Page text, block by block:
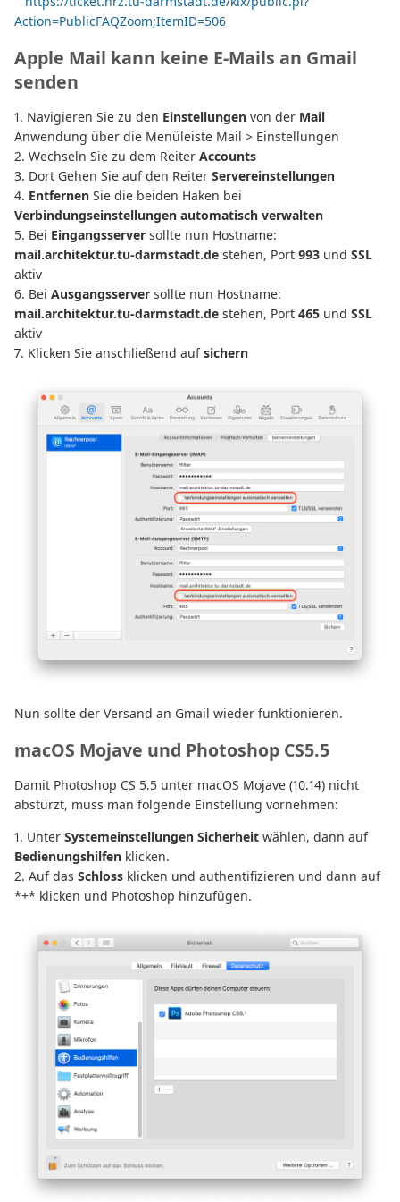
Action=PublicFAQZoom;ItemID=506
Apple Mail kann keine E-Mails an Gmail
senden
1. Navigieren Sie zu den Einstellungen von der Mail
Anwendung über die Menüleiste Mail > Einstellungen
2. Wechseln Sie zu dem Reiter Accounts
3. Dort Gehen Sie auf den Reiter Servereinstellungen
4. Entfernen Sie die beiden Haken bei
Verbindungseinstellungen automatisch verwalten
5. Bei Eingangsserver sollte nun Hostname:
mail.architektur.tu-darmstadt.de stehen, Port 993 und SSL
aktiv
6. Bei Ausgangsserver sollte nun Hostname:
mail.architektur.tu-darmstadt.de stehen, Port 465 und SSL
aktiv
7. Klicken Sie anschließend aufsichern
Nun sollte der Versand an Gmail wieder funktionieren.
macOS Mojave und Photoshop CS5.5
Damit Photoshop CS 5.5 unter macOS Mojave (10.14) nicht
abstürzt, muss man folgende Einstellung vornehmen:
1. Unter Systemeinstellungen Sicherheit wählen, dann auf
Bedienungshilfen klicken.
2. Auf das Schloss klicken und authentifizieren und dann auf
*+* klicken und Photoshop hinzufügen.